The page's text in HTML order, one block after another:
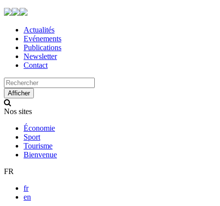
Actualités
Evénements
Publications
Newsletter
Contact
Search
up
Afficher
Nos sites
Économie
Sport
Tourisme
Bienvenue
FR
fr
en